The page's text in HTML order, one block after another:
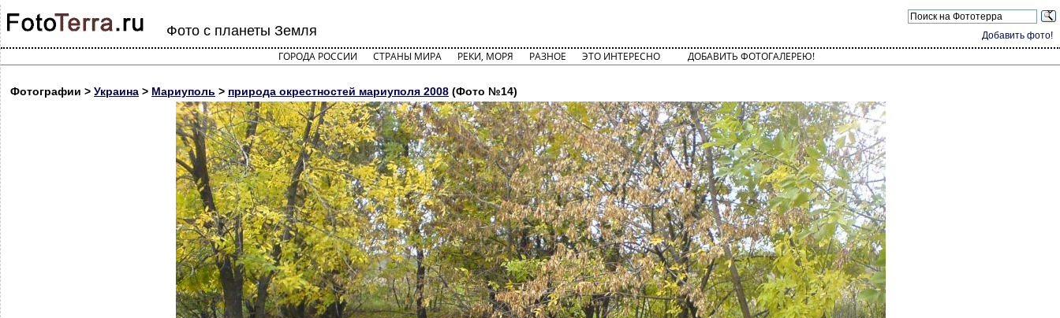
Добавить фото!
Фото с планеты Земля
ГОРОДА РОССИИ СТРАНЫ МИРА РЕКИ, МОРЯ РАЗНОЕ ЭТО ИНТЕРЕСНО ДОБАВИТЬ ФОТОГАЛЕРЕЮ!
Фотографии > Украина > Мариуполь > природа окрестностей мариуполя 2008 (Фото №14)